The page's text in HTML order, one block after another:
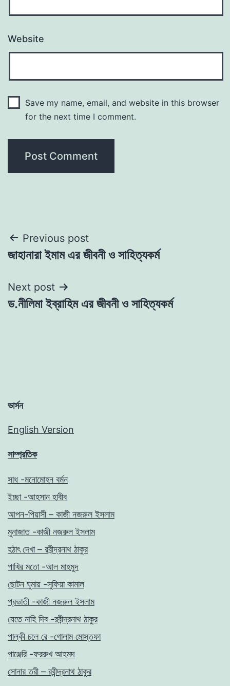
Website
Save my name, email, and website in this browser
for the next time I comment.
Post
navigation
Previous post
জাহানারা ইমাম এর জীবনী ও সাহিত্যকর্ম
Next post
ড.নীলিমা ইব্রাহিম এর জীবনী ও সাহিত্যকর্ম
ভার্সন
English Version
সাম্প্রতিক
সাধ -মনোমোহন বর্মন
ইচ্ছা -আহসান হাবীব
আপন-পিয়াসী – কাজী নজরুল ইসলাম
মুনাজাত -কাজী নজরুল ইসলাম
হঠাৎ দেখা – রবীন্দ্রনাথ ঠাকুর
পাখির মতো -আল মাহমুদ
ছোটন ঘুমায় -সুফিয়া কামাল
প্রভাতী -কাজী নজরুল ইসলাম
যেতে নাহি দিব -রবীন্দ্রনাথ ঠাকুর
পাল্কী চলে রে -গোলাম মোস্তফা
পাঞ্জেরি -ফররুখ আহমদ
সোনার তরী – রবীন্দ্রনাথ ঠাকুর